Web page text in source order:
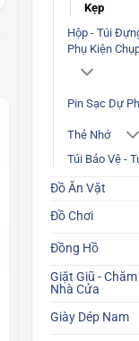
Kẹp
Hộp - Túi
Phụ Kiện
Pin Sạc Dự
Thẻ Nhớ
Túi Bảo Vệ -
Đồ Ăn Vặt
Đồ Chơi
Đồng Hồ
Giặt Giũ -
Nhà Cửa
Giày Dép Nam